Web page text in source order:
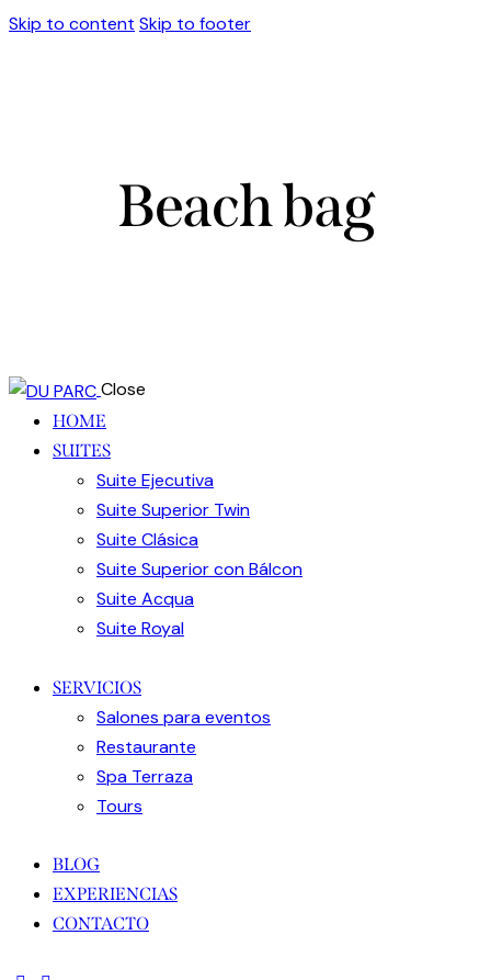
Skip to content Skip to footer
Beach bag
Close
HOME
SUITES
Suite Ejecutiva
Suite Superior Twin
Suite Clásica
Suite Superior con Bálcon
Suite Acqua
Suite Royal
SERVICIOS
Salones para eventos
Restaurante
Spa Terraza
Tours
BLOG
EXPERIENCIAS
CONTACTO